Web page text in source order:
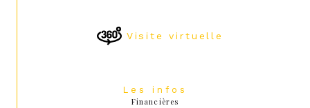
Visite virtuelle
Les infos
Financières